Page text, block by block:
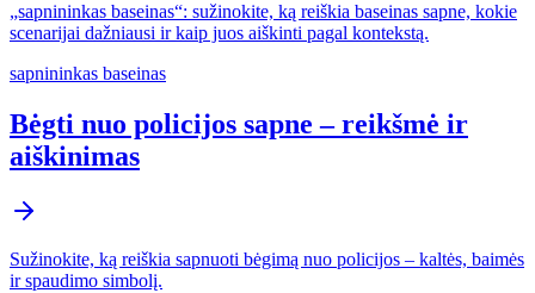
„sapnininkas baseinas“: sužinokite, ką reiškia baseinas sapne, kokie
scenarijai dažniausi ir kaip juos aiškinti pagal kontekstą.
sapnininkas baseinas
Bėgti nuo policijos sapne – reikšmė ir
aiškinimas
Sužinokite, ką reiškia sapnuoti bėgimą nuo policijos – kaltės, baimės
ir spaudimo simbolį.